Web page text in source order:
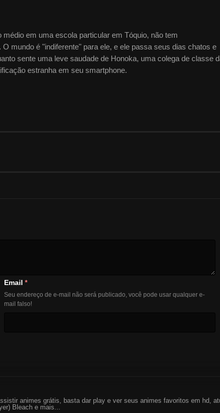
em uma escola particular em Tóquio, não tem
mundo é "indiferente" para ele, e ele passa seus dias chatos e
sente uma leve saudade de Honoka, uma colega de classe
estranha em seu smartphone.
Email *
Seu endereço de e-mail não será publicado, você pode usar qualquer e-
mail falso!
animes grátis, basta dar play e ver seus animes favoritos em hd,
Bleach e mais...